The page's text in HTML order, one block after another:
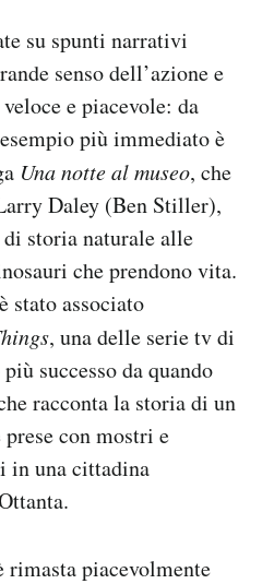
su spunti narrativi
senso dell’azione e
e piacevole: da
più immediato è
Una notte al museo, che
Daley (Ben Stiller),
storia naturale alle
che prendono vita.
associato
, una delle serie tv di
successo da quando
racconta la storia di un
con mostri e
in una cittadina
piacevolmente